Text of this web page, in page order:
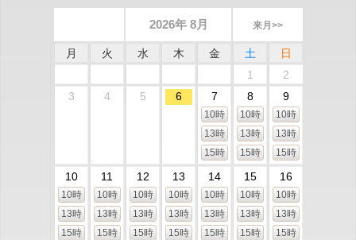
2026年 8月 来月>>
月 火 水 木 金 土
日
1
2
3
4 5 6 7
10時
13時
15時
8
10時
13時
15時
9
10時
13時
15時
10
10時
13時
15時
11
10時
13時
15時
12
10時
13時
15時
13
10時
13時
15時
14
10時
13時
15時
15
10時
13時
15時
16
10時
13時
15時